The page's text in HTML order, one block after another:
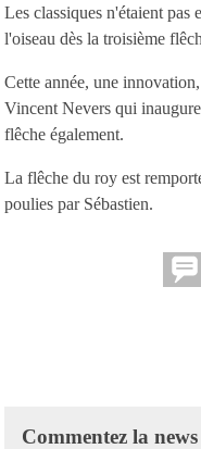
Les classiques n'étaient pas
l'oiseau dès la troisième
Cette année, une
Vincent Nevers qui
flêche également.
La flêche du roy est
poulies par Sébastien.
Commentez la news